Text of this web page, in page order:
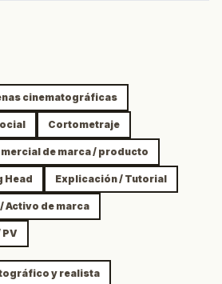
cinematográficas
Cortometraje
de marca / producto
Head Explicación / Tutorial
Activo de marca
y realista